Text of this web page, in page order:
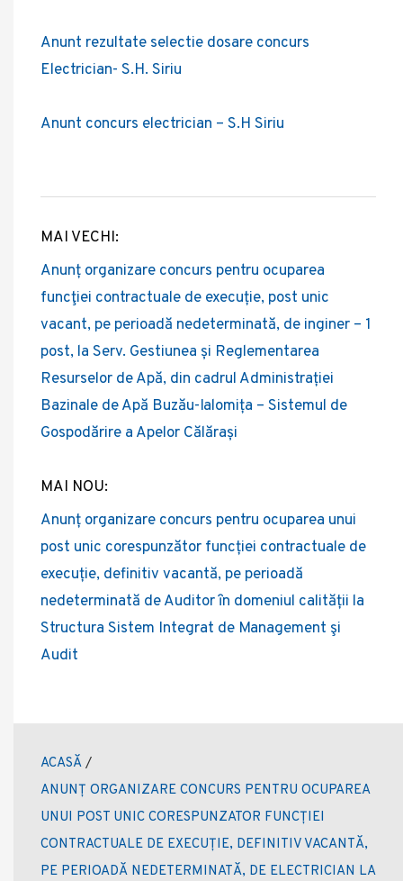
Anunt rezultate selectie dosare concurs
Electrician- S.H. Siriu
Anunt concurs electrician – S.H Siriu
Post
navigation
MAI VECHI:
Anunț organizare concurs pentru ocuparea
funcţiei contractuale de execuție, post unic
vacant, pe perioadă nedeterminată, de inginer – 1
post, la Serv. Gestiunea și Reglementarea
Resurselor de Apă, din cadrul Administrației
Bazinale de Apă Buzău-Ialomița – Sistemul de
Gospodărire a Apelor Călărași
MAI NOU:
Anunț organizare concurs pentru ocuparea unui
post unic corespunzător funcției contractuale de
execuție, definitiv vacantă, pe perioadă
nedeterminată de Auditor ȋn domeniul calității la
Structura Sistem Integrat de Management şi
Audit
ACASĂ /
ANUNȚ ORGANIZARE CONCURS PENTRU OCUPAREA
UNUI POST UNIC CORESPUNZATOR FUNCȚIEI
CONTRACTUALE DE EXECUȚIE, DEFINITIV VACANTĂ,
PE PERIOADĂ NEDETERMINATĂ, DE ELECTRICIAN LA